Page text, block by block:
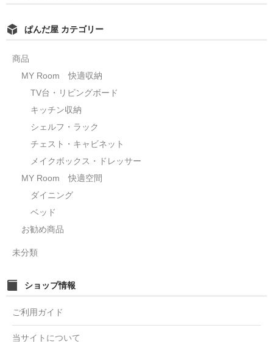
ぱんだ屋 カテゴリー
商品
MY Room 快適収納
TV台・リビングボード
キッチン収納
シェルフ・ラック
チェスト・キャビネット
メイクボックス・ドレッサー
MY Room 快適空間
ダイニング
ベッド
お勧め商品
未分類
ショップ情報
ご利用ガイド
当サイトについて